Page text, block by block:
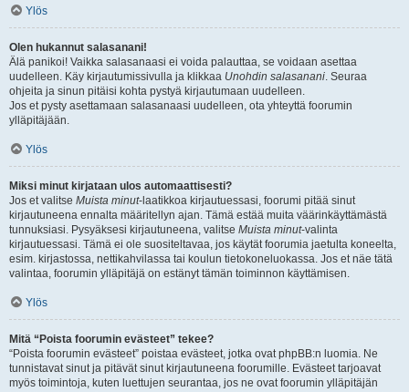
Ylös
Olen hukannut salasanani!
Älä panikoi! Vaikka salasanaasi ei voida palauttaa, se voidaan asettaa
uudelleen. Käy kirjautumissivulla ja klikkaa Unohdin salasanani. Seuraa
ohjeita ja sinun pitäisi kohta pystyä kirjautumaan uudelleen.
Jos et pysty asettamaan salasanaasi uudelleen, ota yhteyttä foorumin
ylläpitäjään.
Ylös
Miksi minut kirjataan ulos automaattisesti?
Jos et valitse Muista minut-laatikkoa kirjautuessasi, foorumi pitää sinut
kirjautuneena ennalta määritellyn ajan. Tämä estää muita väärinkäyttämästä
tunnuksiasi. Pysyäksesi kirjautuneena, valitse Muista minut-valinta
kirjautuessasi. Tämä ei ole suositeltavaa, jos käytät foorumia jaetulta koneelta,
esim. kirjastossa, nettikahvilassa tai koulun tietokoneluokassa. Jos et näe tätä
valintaa, foorumin ylläpitäjä on estänyt tämän toiminnon käyttämisen.
Ylös
Mitä “Poista foorumin evästeet” tekee?
“Poista foorumin evästeet” poistaa evästeet, jotka ovat phpBB:n luomia. Ne
tunnistavat sinut ja pitävät sinut kirjautuneena foorumille. Evästeet tarjoavat
myös toimintoja, kuten luettujen seurantaa, jos ne ovat foorumin ylläpitäjän